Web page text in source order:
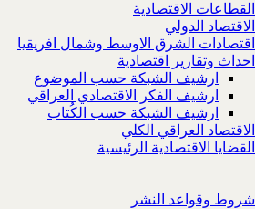
القطاعات الاقتصادية
الاقتصاد الدولي
اقتصادات الشرق الاوسط وشمال افريقيا
احداث وتقارير اقتصادية
ارشيف الشبكة حسب الموضوع
ارشيف الفكر الاقتصادي العراقي
ارشيف الشبكة حسب الكُتاب
الاقتصاد العراقي الكلي
القضايا الاقتصادية الرئيسية
شروط وقواعد النشر